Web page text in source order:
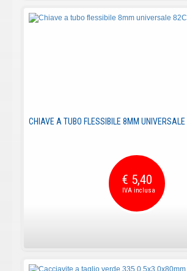
CHIAVE A TUBO FLESSIBILE 8MM
€ 5,40